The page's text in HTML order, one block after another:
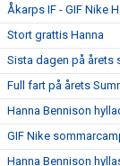
Åkarps IF - GIF Nike
Stort grattis Hanna
Sista dagen på årets
Full fart på årets
Hanna Bennison
GIF Nike
Hanna Bennison